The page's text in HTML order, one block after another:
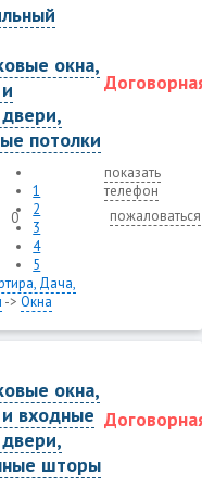
окна,
потолки
0
1
2
3
4
5
Дача,
->Окна
показать
телефон
пожаловаться
окна,
входные
шторы